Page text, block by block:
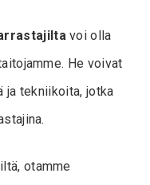
voi olla
He voivat
ja tekniikoita, jotka
otamme